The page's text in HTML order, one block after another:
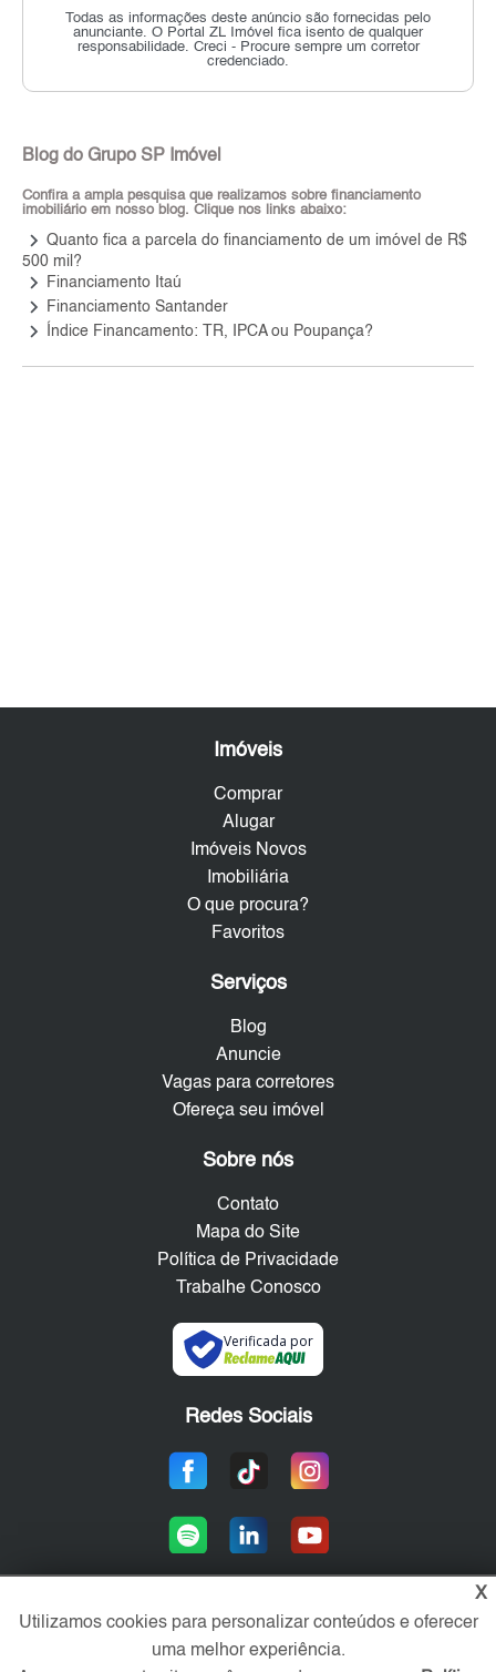
Todas as informações deste anúncio são fornecidas pelo
anunciante. O Portal ZL Imóvel fica isento de qualquer
responsabilidade. Creci - Procure sempre um corretor
credenciado.
Blog do Grupo SP Imóvel
Confira a ampla pesquisa que realizamos sobre financiamento
imobiliário em nosso blog. Clique nos links abaixo:
keyboard_arrow_right Quanto fica a parcela do financiamento de um imóvel de R$
500 mil?
keyboard_arrow_right Financiamento Itaú
keyboard_arrow_right Financiamento Santander
keyboard_arrow_right Índice Financamento: TR, IPCA ou Poupança?
Imóveis
Comprar
Alugar
Imóveis Novos
Imobiliária
O que procura?
Favoritos
Serviços
Blog
Anuncie
Vagas para corretores
Ofereça seu imóvel
Sobre nós
Contato
Mapa do Site
Política de Privacidade
Trabalhe Conosco
Verificada por
Redes Sociais
Área exclusiva aos anunciantes,
acesse sua conta:
X
Utilizamos cookies para personalizar conteúdos e oferecer
uma melhor experiência.